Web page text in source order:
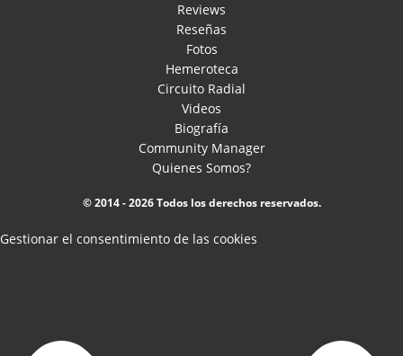
Reviews
Reseñas
Fotos
Hemeroteca
Circuito Radial
Videos
Biografía
Community Manager
Quienes Somos?
© 2014 - 2026 Todos los derechos reservados.
Gestionar el consentimiento de las cookies